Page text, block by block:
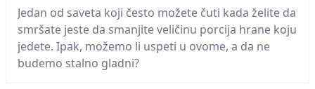
Jedan od saveta koji često možete čuti kada želite da
smršate jeste da smanjite veličinu porcija hrane koju
jedete. Ipak, možemo li uspeti u ovome, a da ne
budemo stalno gladni?